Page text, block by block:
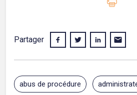
Partager
abus de procédure